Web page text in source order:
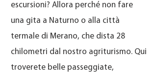
escursioni? Allora perché non fare
una gita a Naturno o alla città
termale di Merano, che dista 28
chilometri dal nostro agriturismo. Qui
troverete belle passeggiate,